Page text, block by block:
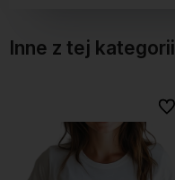
Inne z tej kategorii